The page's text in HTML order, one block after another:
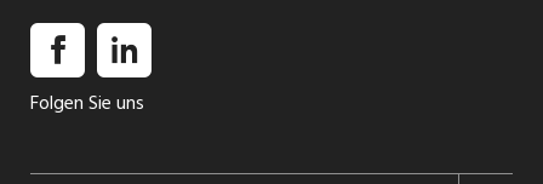
Folgen Sie uns